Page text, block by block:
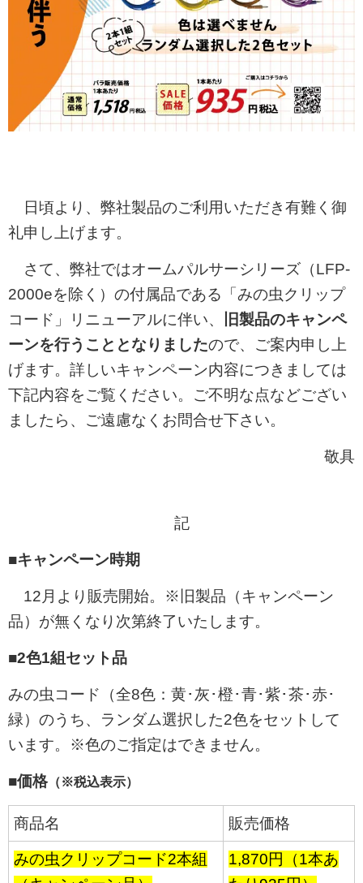
日頃より、弊社製品のご利用いただき有難く御
礼申し上げます。
さて、弊社ではオームパルサーシリーズ（LFP-
2000eを除く）の付属品である「みの虫クリップ
コード」リニューアルに伴い、
旧製品のキャンペ
ーンを行うこととなりましたので、ご案内申し上
げます。詳しいキャンペーン内容につきましては
下記内容をご覧ください。ご不明な点などござい
ましたら、ご遠慮なくお問合せ下さい。
敬具
記
■キャンペーン時期
12月より販売開始。※旧製品（キャンペーン
品）が無くなり次第終了いたします。
■2色1組セット品
みの虫コード（全8色：黄･灰･橙･青･紫･茶･赤･
緑）のうち、ランダム選択した2色をセットして
います。※色のご指定はできません。
■価格（※税込表示）
商品名 販売価格
みの虫クリップコード2本組
1,870円（1本あ